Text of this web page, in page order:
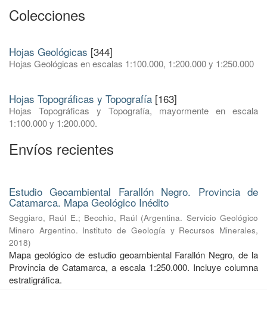
Colecciones
Hojas Geológicas [344]
Hojas Geológicas en escalas 1:100.000, 1:200.000 y 1:250.000
Hojas Topográficas y Topografía [163]
Hojas Topográficas y Topografía, mayormente en escala
1:100.000 y 1:200.000.
Envíos recientes
Estudio Geoambiental Farallón Negro. Provincia de
Catamarca. Mapa Geológico Inédito
Seggiaro, Raúl E.; Becchio, Raúl (Argentina. Servicio Geológico
Minero Argentino. Instituto de Geología y Recursos Minerales,
2018)
Mapa geológico de estudio geoambiental Farallón Negro, de la
Provincia de Catamarca, a escala 1:250.000. Incluye columna
estratigráfica.